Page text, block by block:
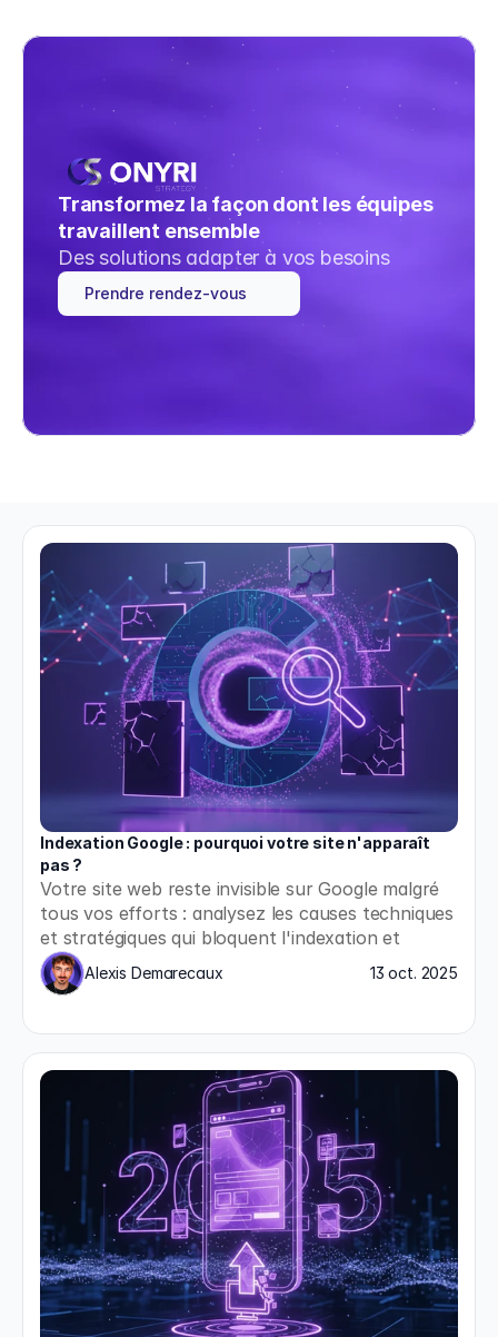
Transformez la façon dont les équipes
travaillent ensemble
Des solutions adapter à vos besoins
Prendre rendez-vous
Indexation Google : pourquoi votre site n'apparaît
pas ?
Votre site web reste invisible sur Google malgré
tous vos efforts : analysez les causes techniques
et stratégiques qui bloquent l'indexation et
appliquez les solutions concrètes pour enfin
apparaître dans les résultats de recherche.
Alexis Demarecaux 13 oct. 2025